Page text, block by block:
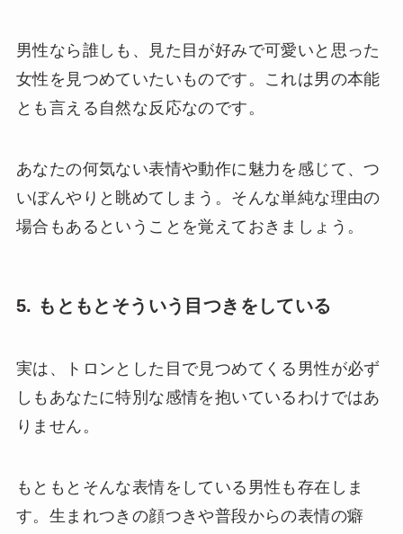
男性なら誰しも、見た目が好みで可愛いと思った
女性を見つめていたいものです。これは男の本能
とも言える自然な反応なのです。
あなたの何気ない表情や動作に魅力を感じて、つ
いぼんやりと眺めてしまう。そんな単純な理由の
場合もあるということを覚えておきましょう。
5. もともとそういう目つきをしている
実は、トロンとした目で見つめてくる男性が必ず
しもあなたに特別な感情を抱いているわけではあ
りません。
もともとそんな表情をしている男性も存在しま
す。生まれつきの顔つきや普段からの表情の癖